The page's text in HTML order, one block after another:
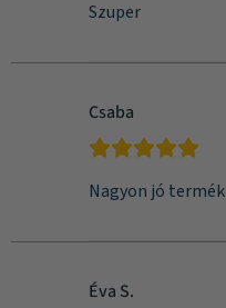
Szuper
Csaba
Nagyon jó termék
Éva S.